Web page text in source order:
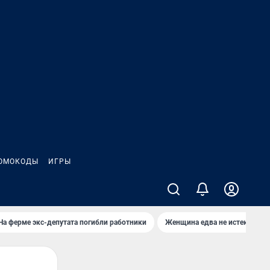
ИГРЫ
ферме экс-депутата погибли работники Женщина едва не истекла